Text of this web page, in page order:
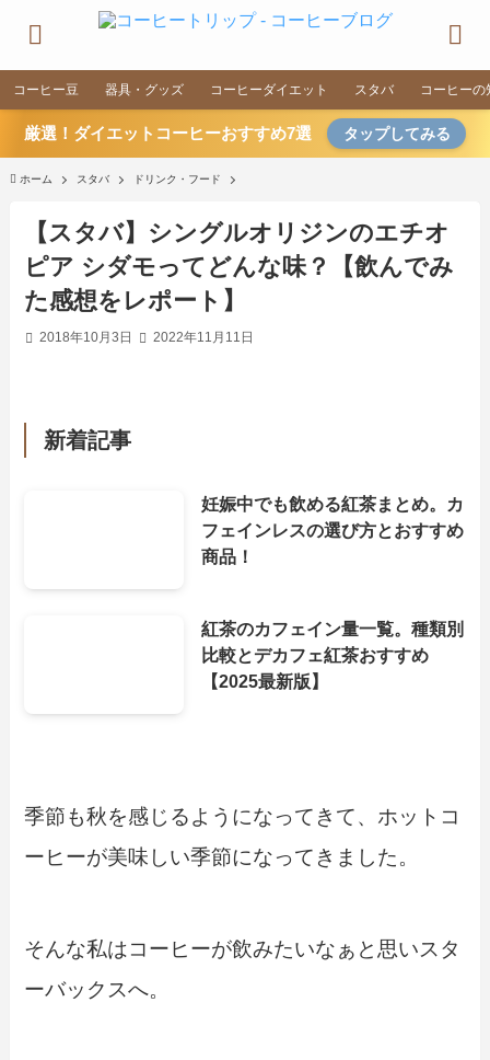
コーヒー豆 器具・グッズ コーヒーダイエット スタバ コーヒーの
厳選！ダイエットコーヒーおすすめ7選 タップしてみる
ホーム スタバ ドリンク・フード
【スタバ】シングルオリジンのエチオ
ピア シダモってどんな味？【飲んでみ
た感想をレポート】
2018年10月3日 2022年11月11日
新着記事
妊娠中でも飲める紅茶まとめ。カ
フェインレスの選び方とおすすめ
商品！
紅茶のカフェイン量一覧。種類別
比較とデカフェ紅茶おすすめ
【2025最新版】
季節も秋を感じるようになってきて、ホットコ
ーヒーが美味しい季節になってきました。
そんな私はコーヒーが飲みたいなぁと思いスタ
ーバックスへ。